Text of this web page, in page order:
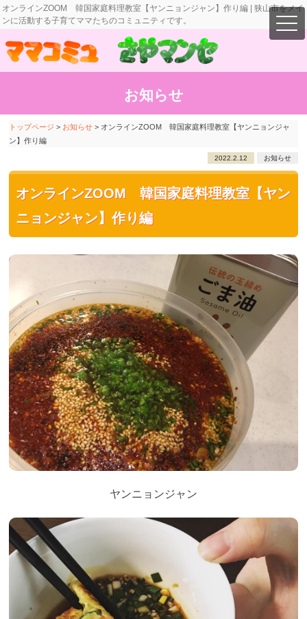
オンラインZOOM 韓国家庭料理教室【ヤンニョンジャン】作り編 | 狭山市をメイ
ンに活動する子育てママたちのコミュニティです。
お知らせ
トップページ > お知らせ > オンラインZOOM 韓国家庭料理教室【ヤンニョンジャ
ン】作り編
2022.2.12 お知らせ
オンラインZOOM 韓国家庭料理教室【ヤン
ニョンジャン】作り編
ヤンニョンジャン